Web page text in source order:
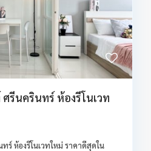
รีนครินทร์ ห้องรีโนเวท
ร์ ห้องรีโนเวทใหม่ ราคาดีสุดใน